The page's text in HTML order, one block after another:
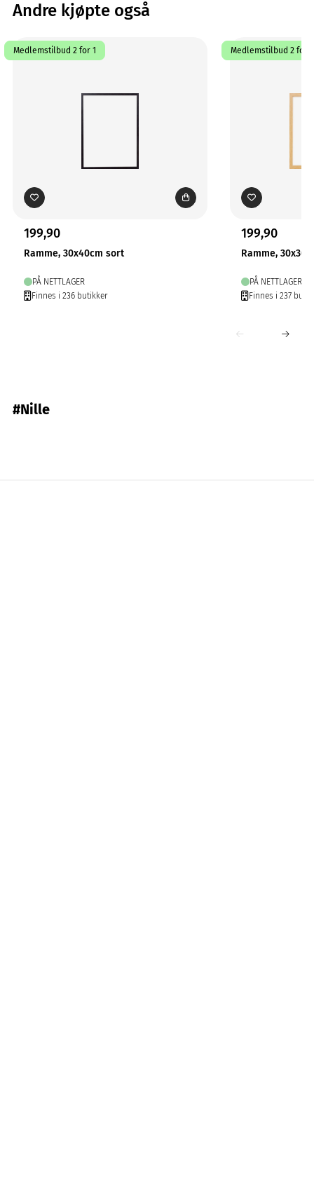
Andre kjøpte også
Medlemstilbud 2 for 1
199,90
Ramme, 30x40cm sort
PÅ NETTLAGER
Finnes i 236 butikker
Medlemstilbud 2 for 1
199,90
Ramme,
PÅ NETTLAGER
Finnes i 237
#Nille